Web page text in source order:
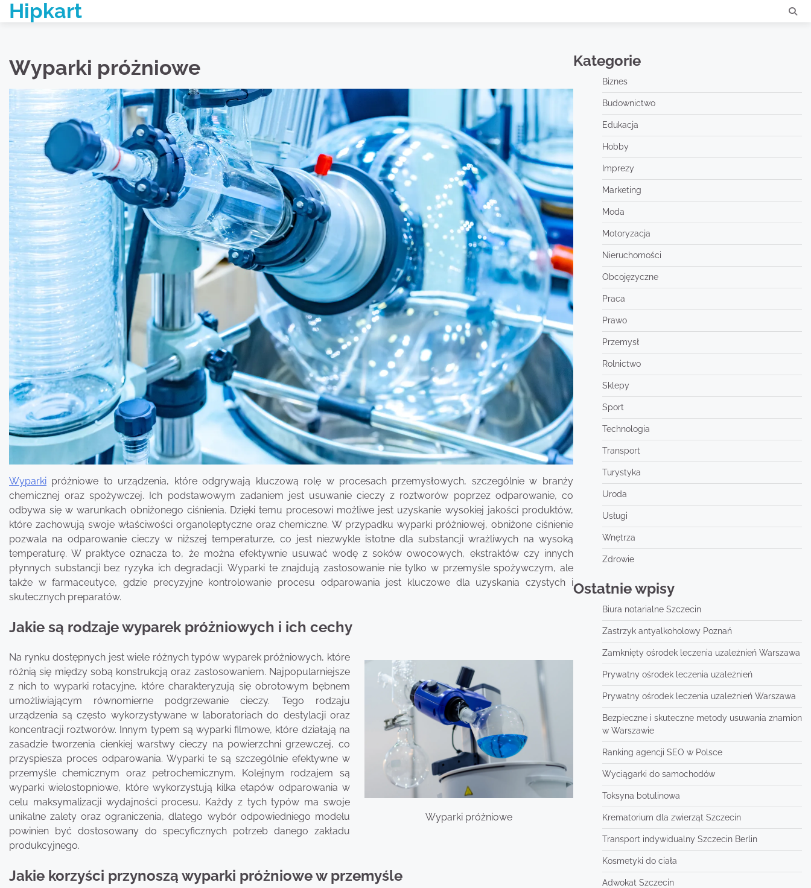
SkipHipkart
Wyparki próżniowe
Wyparki próżniowe to urządzenia, które odgrywają kluczową rolę w procesach przemysłowych, szczególnie w branży
chemicznej oraz spożywczej. Ich podstawowym zadaniem jest usuwanie cieczy z roztworów poprzez odparowanie, co
odbywa się w warunkach obniżonego ciśnienia. Dzięki temu procesowi możliwe jest uzyskanie wysokiej jakości produktów,
które zachowują swoje właściwości organoleptyczne oraz chemiczne. W przypadku wyparki próżniowej, obniżone ciśnienie
pozwala na odparowanie cieczy w niższej temperaturze, co jest niezwykle istotne dla substancji wrażliwych na wysoką
temperaturę. W praktyce oznacza to, że można efektywnie usuwać wodę z soków owocowych, ekstraktów czy innych
płynnych substancji bez ryzyka ich degradacji. Wyparki te znajdują zastosowanie nie tylko w przemyśle spożywczym, ale
także w farmaceutyce, gdzie precyzyjne kontrolowanie procesu odparowania jest kluczowe dla uzyskania czystych i
skutecznych preparatów.
Jakie są rodzaje wyparek próżniowych i ich cechy
Wyparki próżniowe
Na rynku dostępnych jest wiele różnych typów wyparek próżniowych, które
różnią się między sobą konstrukcją oraz zastosowaniem. Najpopularniejsze
z nich to wyparki rotacyjne, które charakteryzują się obrotowym bębnem
umożliwiającym równomierne podgrzewanie cieczy. Tego rodzaju
urządzenia są często wykorzystywane w laboratoriach do destylacji oraz
koncentracji roztworów. Innym typem są wyparki filmowe, które działają na
zasadzie tworzenia cienkiej warstwy cieczy na powierzchni grzewczej, co
przyspiesza proces odparowania. Wyparki te są szczególnie efektywne w
przemyśle chemicznym oraz petrochemicznym. Kolejnym rodzajem są
wyparki wielostopniowe, które wykorzystują kilka etapów odparowania w
celu maksymalizacji wydajności procesu. Każdy z tych typów ma swoje
unikalne zalety oraz ograniczenia, dlatego wybór odpowiedniego modelu
powinien być dostosowany do specyficznych potrzeb danego zakładu
produkcyjnego.
Jakie korzyści przynoszą wyparki próżniowe w przemyśle
Kategorie
Biznes
Budownictwo
Edukacja
Hobby
Imprezy
Marketing
Moda
Motoryzacja
Nieruchomości
Obcojęzyczne
Praca
Prawo
Przemysł
Rolnictwo
Sklepy
Sport
Technologia
Transport
Turystyka
Uroda
Usługi
Wnętrza
Zdrowie
Ostatnie wpisy
Biura notarialne Szczecin
Zastrzyk antyalkoholowy Poznań
Zamknięty ośrodek leczenia uzależnień Warszawa
Prywatny ośrodek leczenia uzależnień
Prywatny ośrodek leczenia uzależnień Warszawa
Bezpieczne i skuteczne metody usuwania znamion
w Warszawie
Ranking agencji SEO w Polsce
Wyciągarki do samochodów
Toksyna botulinowa
Krematorium dla zwierząt Szczecin
Transport indywidualny Szczecin Berlin
Kosmetyki do ciała
Adwokat Szczecin